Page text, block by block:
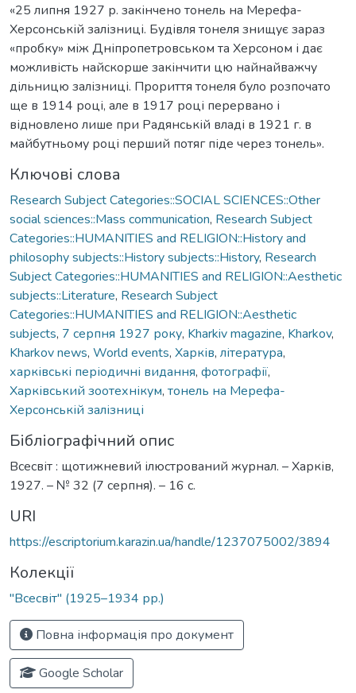
«25 липня 1927 р. закінчено тонель на Мерефа-
Херсонській залізниці. Будівля тонеля знищує зараз
«пробку» між Дніпропетровськом та Херсоном і дає
можливість найскорше закінчити цю найнайважчу
дільницю залізниці. Прориття тонеля було розпочато
ще в 1914 році, але в 1917 році перервано і
відновлено лише при Радянській владі в 1921 г. в
майбутньому році перший потяг піде через тонель».
Ключові слова
Research Subject Categories::SOCIAL SCIENCES::Other
social sciences::Mass communication, Research Subject
Categories::HUMANITIES and RELIGION::History and
philosophy subjects::History subjects::History, Research
Subject Categories::HUMANITIES and RELIGION::Aesthetic
subjects::Literature, Research Subject
Categories::HUMANITIES and RELIGION::Aesthetic
subjects, 7 серпня 1927 року, Kharkiv magazine, Kharkоv,
Kharkov news, World events, Харків, література,
харківські періодичні видання, фотографії,
Харківський зоотехнікум, тонель на Мерефа-
Херсонській залізниці
Бібліографічний опис
Всесвіт : щотижневий ілюстрований журнал. – Харків,
1927. – № 32 (7 серпня). – 16 с.
URI
https://escriptorium.karazin.ua/handle/1237075002/3894
Колекції
"Всесвіт" (1925–1934 рр.)
Повна інформація про документ
Google Scholar